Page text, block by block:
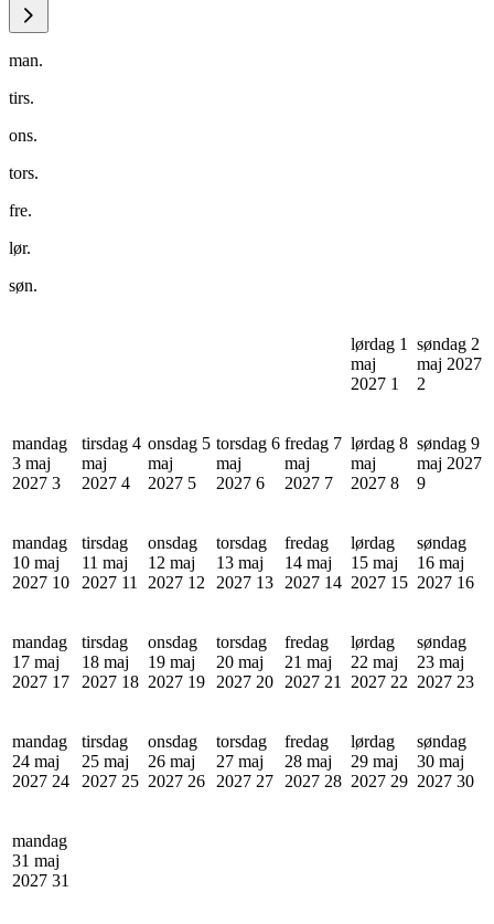
man.
tirs.
ons.
tors.
fre.
lør.
søn.
lørdag 1
maj
2027 1
søndag 2
maj 2027
2
mandag
3 maj
2027 3
tirsdag 4
maj
2027 4
onsdag 5
maj
2027 5
torsdag 6
maj
2027 6
fredag 7
maj
2027 7
lørdag 8
maj
2027 8
søndag 9
maj 2027
9
mandag
10 maj
2027 10
tirsdag
11 maj
2027 11
onsdag
12 maj
2027 12
torsdag
13 maj
2027 13
fredag
14 maj
2027 14
lørdag
15 maj
2027 15
søndag
16 maj
2027 16
mandag
17 maj
2027 17
tirsdag
18 maj
2027 18
onsdag
19 maj
2027 19
torsdag
20 maj
2027 20
fredag
21 maj
2027 21
lørdag
22 maj
2027 22
søndag
23 maj
2027 23
mandag
24 maj
2027 24
tirsdag
25 maj
2027 25
onsdag
26 maj
2027 26
torsdag
27 maj
2027 27
fredag
28 maj
2027 28
lørdag
29 maj
2027 29
søndag
30 maj
2027 30
mandag
31 maj
2027 31